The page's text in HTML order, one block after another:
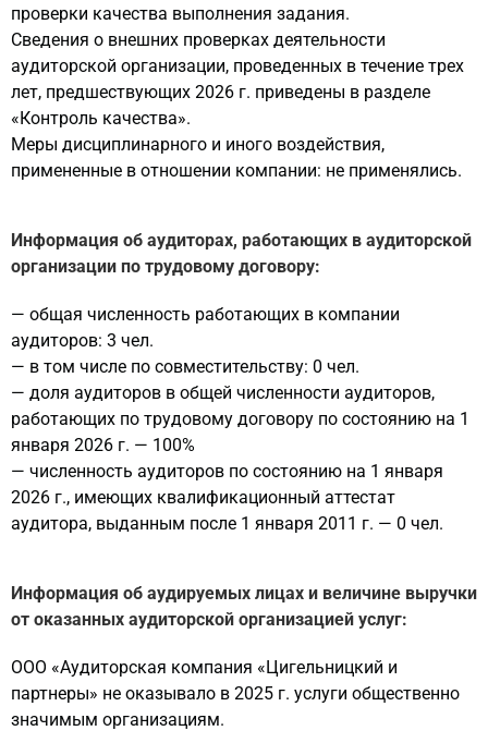
проверки качества выполнения задания.
Сведения о внешних проверках деятельности
аудиторской организации, проведенных в течение трех
лет, предшествующих 2026 г. приведены в разделе
«Контроль качества».
Меры дисциплинарного и иного воздействия,
примененные в отношении компании: не применялись.
Информация об аудиторах, работающих в аудиторской
организации по трудовому договору:
— общая численность работающих в компании
аудиторов: 3 чел.
— в том числе по совместительству: 0 чел.
— доля аудиторов в общей численности аудиторов,
работающих по трудовому договору по состоянию на 1
января 2026 г. — 100%
— численность аудиторов по состоянию на 1 января
2026 г., имеющих квалификационный аттестат
аудитора, выданным после 1 января 2011 г. — 0 чел.
Информация об аудируемых лицах и величине выручки
от оказанных аудиторской организацией услуг:
ООО «Аудиторская компания «Цигельницкий и
партнеры» не оказывало в 2025 г. услуги общественно
значимым организациям.